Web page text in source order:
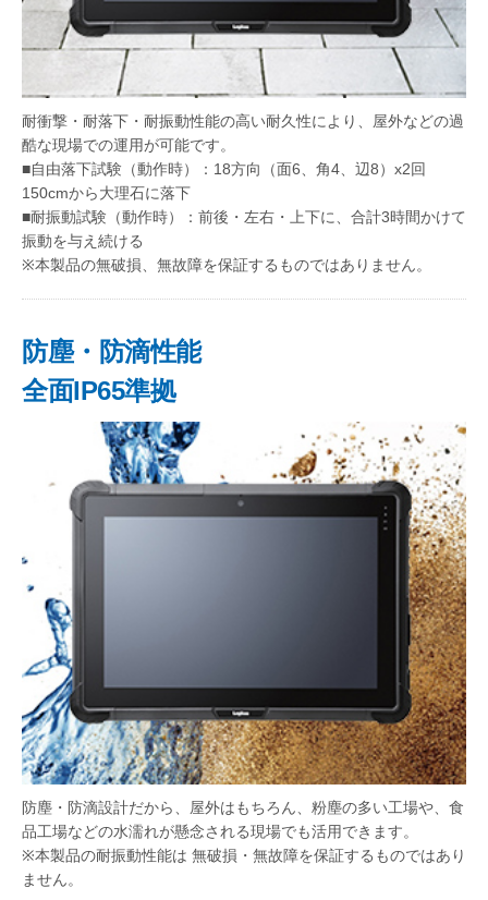
耐衝撃・耐落下・耐振動性能の高い耐久性により、屋外などの過
酷な現場での運用が可能です。
■自由落下試験（動作時）：18方向（面6、角4、辺8）x2回
150cmから大理石に落下
■耐振動試験（動作時）：前後・左右・上下に、合計3時間かけて
振動を与え続ける
※本製品の無破損、無故障を保証するものではありません。
防塵・防滴性能
全面IP65準拠
防塵・防滴設計だから、屋外はもちろん、粉塵の多い工場や、食
品工場などの水濡れが懸念される現場でも活用できます。
※本製品の耐振動性能は 無破損・無故障を保証するものではあり
ません。